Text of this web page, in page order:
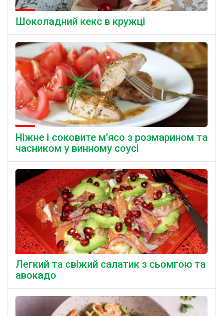
Шоколадний кекс в кружці
Ніжне і соковите м’ясо з розмарином та
часником у винному соусі
Легкий та свіжий салатик з сьомгою та
авокадо